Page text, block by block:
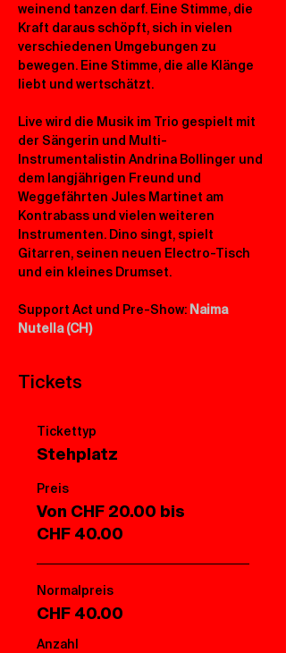
weinend tanzen darf. Eine Stimme, die
Kraft daraus schöpft, sich in vielen
verschiedenen Umgebungen zu
bewegen. Eine Stimme, die alle Klänge
liebt und wertschätzt.
Live wird die Musik im Trio gespielt mit
der Sängerin und Multi-
Instrumentalistin Andrina Bollinger und
dem langjährigen Freund und
Weggefährten Jules Martinet am
Kontrabass und vielen weiteren
Instrumenten. Dino singt, spielt
Gitarren, seinen neuen Electro-Tisch
und ein kleines Drumset.
Support Act und Pre-Show: Naima
Nutella (CH)
Tickets
Tickettyp
Stehplatz
Preis
Von CHF 20.00 bis
CHF 40.00
Normalpreis
CHF 40.00
Anzahl